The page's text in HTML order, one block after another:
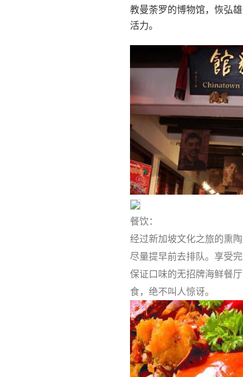
教曼荼罗的博物馆，恢弘
活力。
餐饮：
经过新加坡文化之旅的熏
尽量提早前去排队。享受
保证口味的无招牌海鲜餐
食，绝不叫人惊讶。